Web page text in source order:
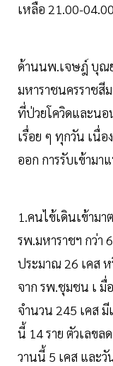
เหลือ 21.00-
ด้านนพ.เจษฎ์ บุณย
มหาราชนครราชสี
ที่ป่วยโควิดและนอ
เรื่อย ๆ ทุกวัน เนื่อ
ออก การรับเข้ามา
1.คนไข้เดินเข้าม
รพ.มหาราชฯ กว่า
ประมาณ 26 เคส
จาก รพ.ชุมชน เ มื่
จำนวน 245 เคส
นี้ 14 ราย ตัวเลขล
วานนี้ 5 เคส และวั